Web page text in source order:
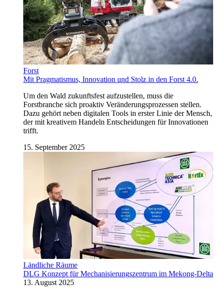
Forst
Mit Pragmatismus, Innovation und Stolz in den Forst 4.0.
Um den Wald zukunftsfest aufzustellen, muss die
Forstbranche sich proaktiv Veränderungsprozessen stellen.
Dazu gehört neben digitalen Tools in erster Linie der Mensch,
der mit kreativem Handeln Entscheidungen für Innovationen
trifft.
15. September 2025
Ländliche Räume
DLG Konzept für Mechanisierungszentrum im Mekong-Delta
13. August 2025